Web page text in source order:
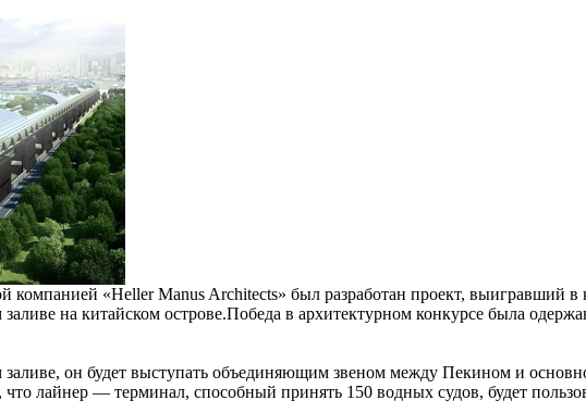
компанией «Heller Manus Architects» был разработан проект, выигравший
заливе на китайском острове.Победа в архитектурном конкурсе была
заливе, он будет выступать объединяющим звеном между Пекином и
лайнер — терминал, способный принять 150 водных судов, будет